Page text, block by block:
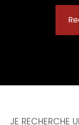
JE RECHERCHE